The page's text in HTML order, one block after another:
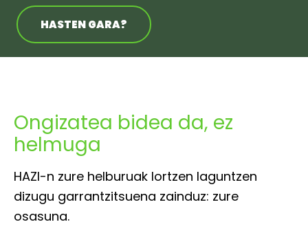
HASTEN GARA?
Ongizatea bidea da, ez
helmuga
HAZI-n zure helburuak lortzen laguntzen
dizugu garrantzitsuena zainduz: zure
osasuna.